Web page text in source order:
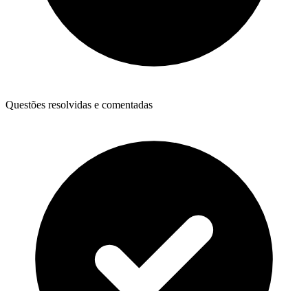
Questões resolvidas e comentadas